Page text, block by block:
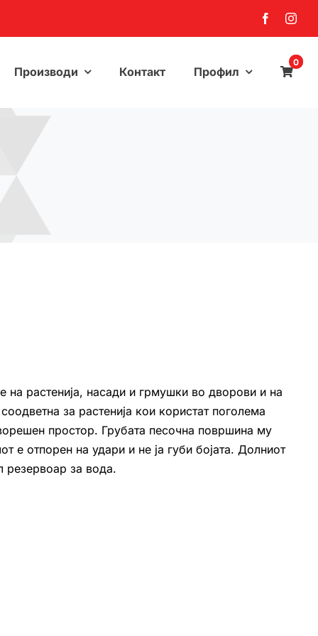
Производи Контакт Профил
0
на растенија, насади и грмушки во дворови и на
за растенија кои користат поголема
простор. Грубата песочна површина му
е отпорен на удари и не ја губи бојата. Долниот
за вода.